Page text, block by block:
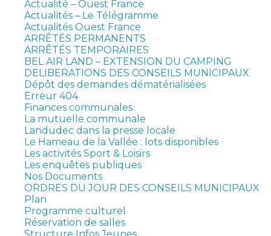
Actualité – Ouest France
Actualités – Le Télégramme
Actualités Ouest France
ARRÊTÉS PERMANENTS
ARRÊTÉS TEMPORAIRES
BEL AIR LAND – EXTENSION DU CAMPING
DELIBERATIONS DES CONSEILS MUNICIPAUX
Dépôt des demandes dématérialisées
Erreur 404
Finances communales
La mutuelle communale
Landudec dans la presse locale
Le Hameau de la Vallée : lots disponibles
Les activités Sport & Loisirs
Les enquêtes publiques
Nos Documents
ORDRES DU JOUR DES CONSEILS MUNICIPAUX
Plan
Programme culturel
Réservation de salles